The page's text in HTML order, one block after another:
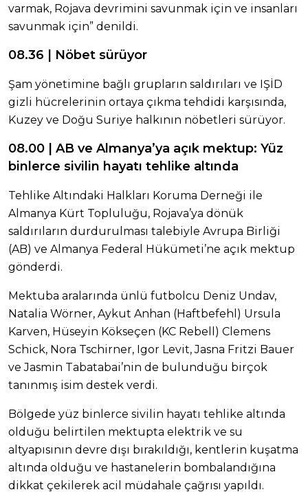
varmak, Rojava devrimini savunmak için ve insanları
savunmak için” denildi.
08.36 | Nöbet sürüyor
Şam yönetimine bağlı grupların saldırıları ve IŞİD
gizli hücrelerinin ortaya çıkma tehdidi karşısında,
Kuzey ve Doğu Suriye halkının nöbetleri sürüyor.
08.00 | AB ve Almanya’ya açık mektup: Yüz
binlerce sivilin hayatı tehlike altında
Tehlike Altındaki Halkları Koruma Derneği ile
Almanya Kürt Topluluğu, Rojava’ya dönük
saldırıların durdurulması talebiyle Avrupa Birliği
(AB) ve Almanya Federal Hükümeti’ne açık mektup
gönderdi.
Mektuba aralarında ünlü futbolcu Deniz Undav,
Natalia Wörner, Aykut Anhan (Haftbefehl) Ursula
Karven, Hüseyin Kökseçen (KC Rebell) Clemens
Schick, Nora Tschirner, Igor Levit, Jasna Fritzi Bauer
ve Jasmin Tabatabai’nin de bulunduğu birçok
tanınmış isim destek verdi.
Bölgede yüz binlerce sivilin hayatı tehlike altında
olduğu belirtilen mektupta elektrik ve su
altyapısının devre dışı bırakıldığı, kentlerin kuşatma
altında olduğu ve hastanelerin bombalandığına
dikkat çekilerek acil müdahale çağrısı yapıldı.